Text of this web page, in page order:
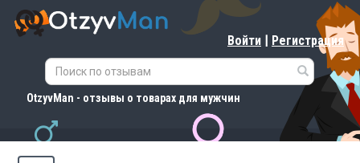
Войти | Регистрация
OtzyvMan - отзывы о товарах для мужчин